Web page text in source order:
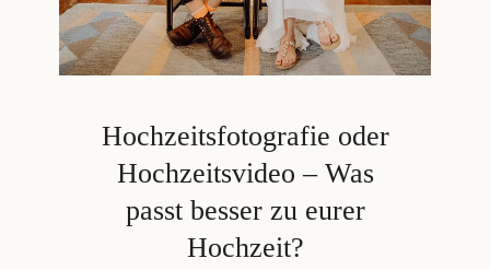
Hochzeitsfotografie oder
Hochzeitsvideo – Was
passt besser zu eurer
Hochzeit?